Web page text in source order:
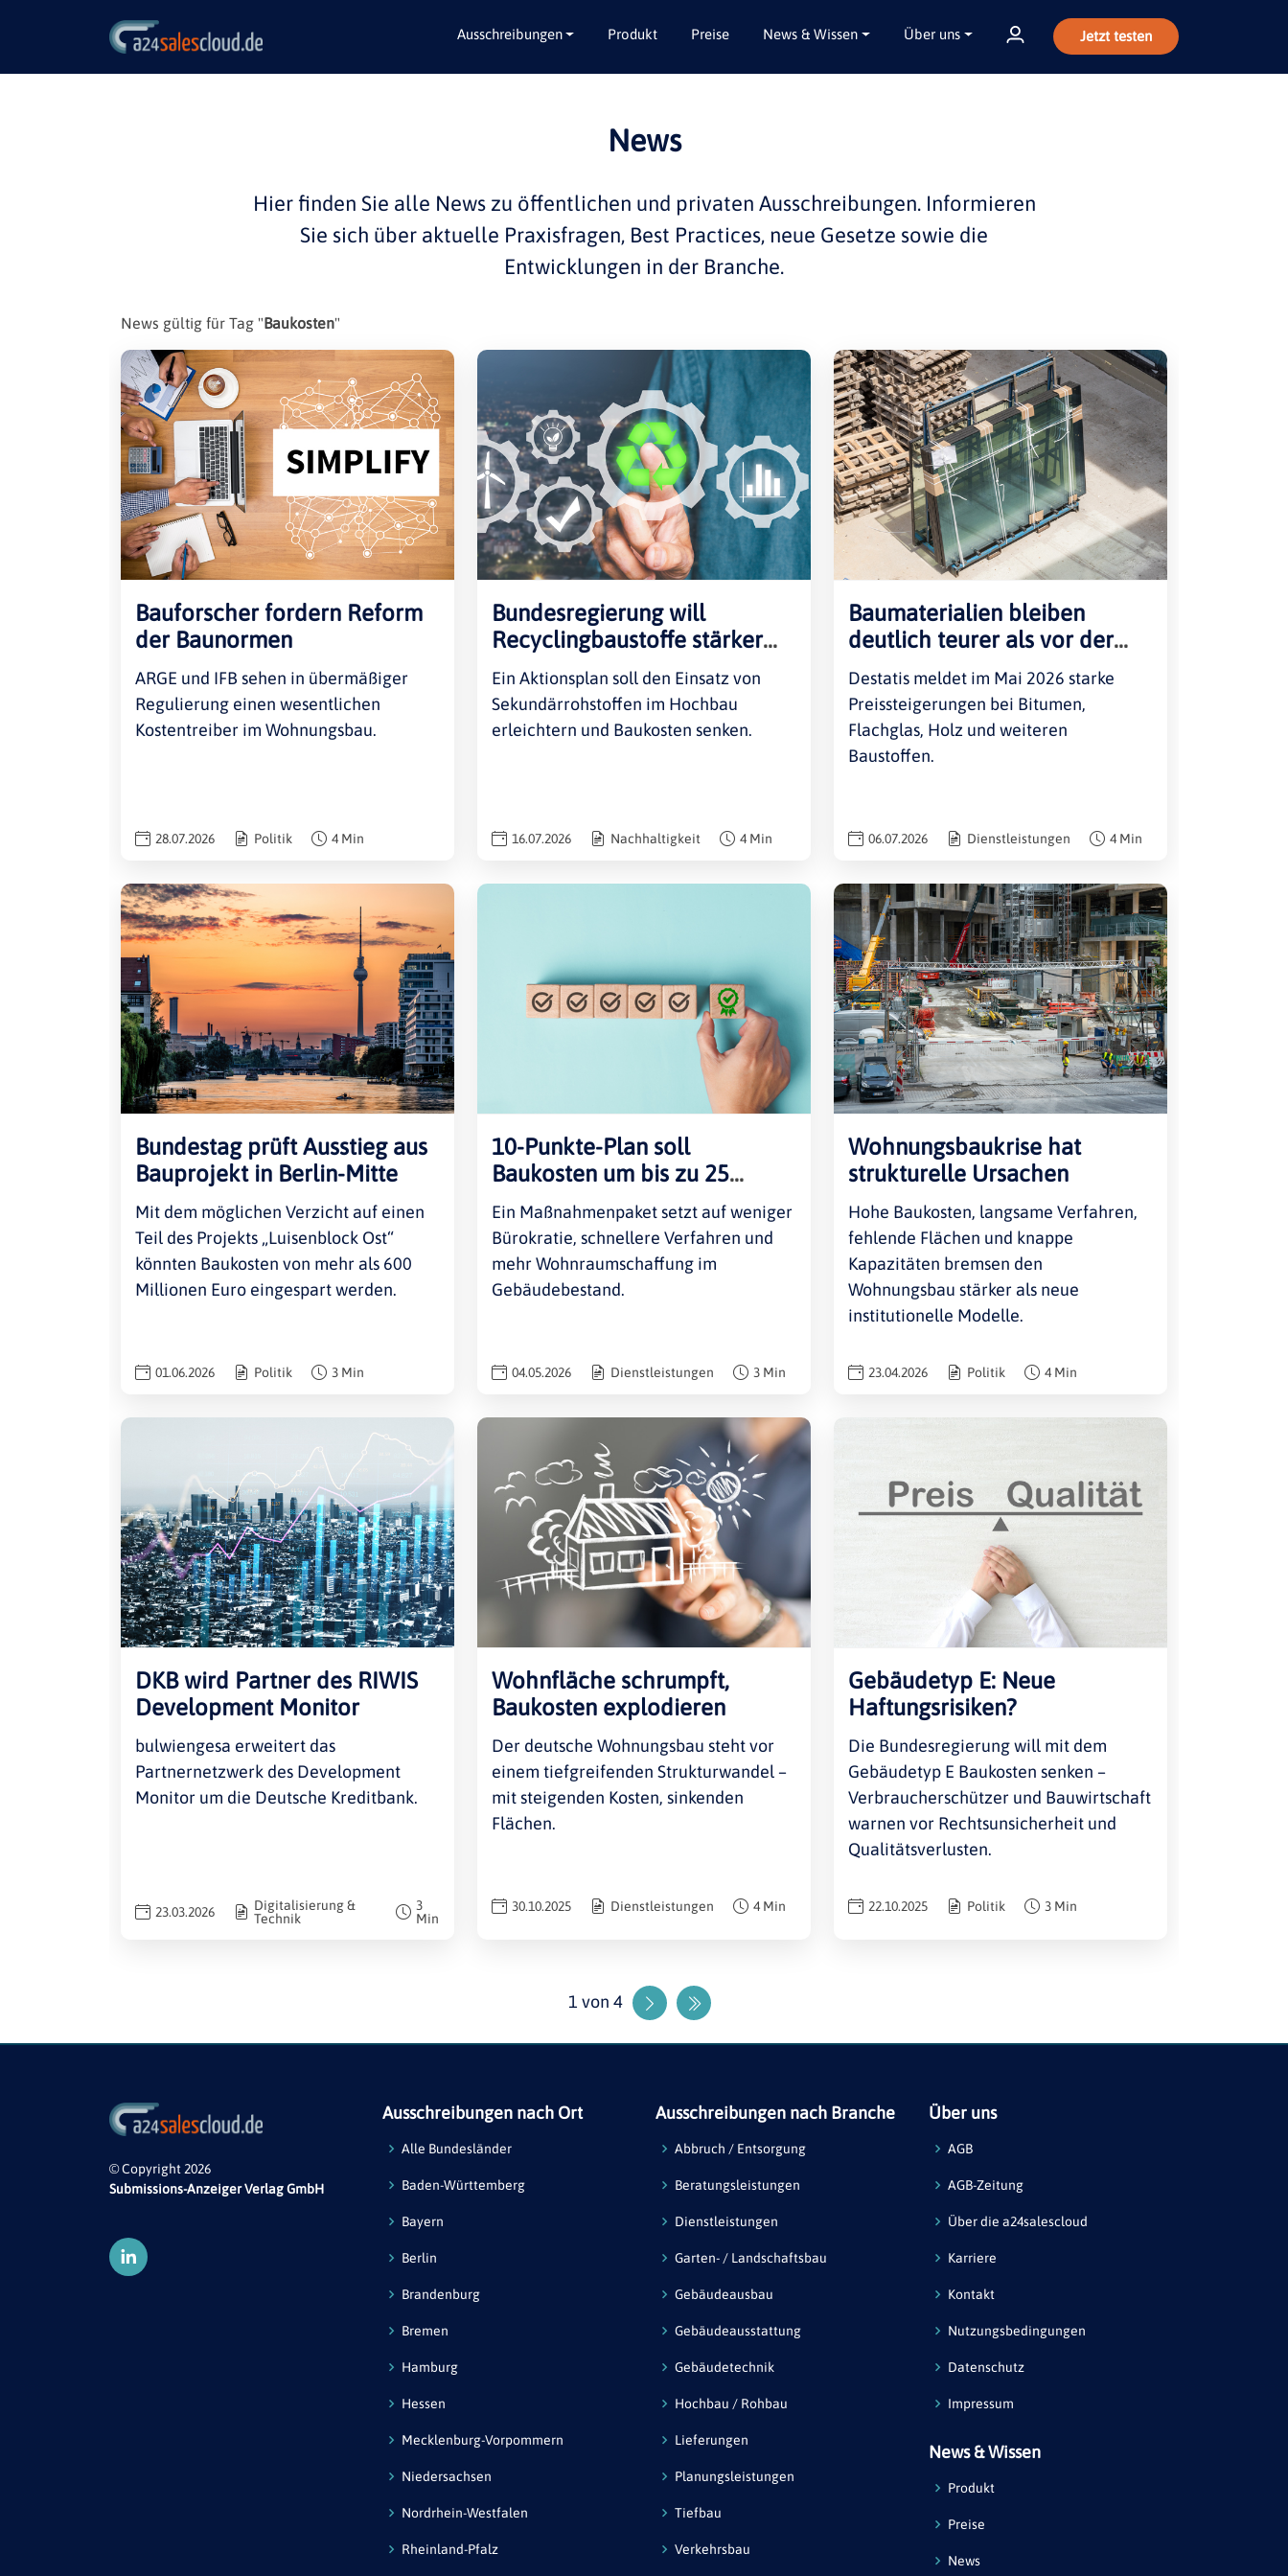
Ausschreibungen
Berlin
Brandenburg
Bremen
Mecklenburg-Vorpommern
Nordrhein-Westfalen
Rheinland-Pfalz
Saarland
Sachsen
Sachsen-Anhalt
Schleswig-Holstein
Thüringen
Beratungsleistungen
Garten- / Landschaftsbau
Gebäudeausbau
Gebäudeausstattung
Lieferungen
Planungsleistungen
Tiefbau
Verkehrsbau
Produkt Preise News & Wissen Über uns Jetzt testen
News
Hier finden Sie alle Newszu öffentlichen und privaten Ausschreibungen. Informieren
Sie sich über aktuelle Praxisfragen, Best Practices, neue Gesetze sowie die
Entwicklungen in der Branche.
News gültig für Tag "Baukosten"
Bauforscher fordern Reform
der Baunormen
ARGE und IFB sehen in übermäßiger
Regulierung einen wesentlichen
Kostentreiber im Wohnungsbau.
28.07.2026 Politik 4 Min
Bundesregierung will
Recyclingbaustoffe stärker
nutzen
Ein Aktionsplan soll den Einsatz von
Sekundärrohstoffen im Hochbau
erleichtern und Baukosten senken.
16.07.2026 Nachhaltigkeit 4 Min
Baumaterialien bleiben
deutlich teurer als vor der
Energiekrise
Destatis meldet im Mai 2026 starke
Preissteigerungen bei Bitumen,
Flachglas, Holz und weiteren
Baustoffen.
06.07.2026 Dienstleistungen 4 Min
Bundestag prüft Ausstieg aus
Bauprojekt in Berlin-Mitte
Mit dem möglichen Verzicht auf einen
Teil des Projekts „Luisenblock Ost“
könnten Baukosten von mehr als 600
Millionen Euro eingespart werden.
01.06.2026 Politik 3 Min
10-Punkte-Plan soll
Baukosten um bis zu 25
Prozent senken
Ein Maßnahmenpaket setzt auf weniger
Bürokratie, schnellere Verfahren und
mehr Wohnraumschaffung im
Gebäudebestand.
04.05.2026 Dienstleistungen 3 Min
Wohnungsbaukrise hat
strukturelle Ursachen
Hohe Baukosten, langsame Verfahren,
fehlende Flächen und knappe
Kapazitäten bremsen den
Wohnungsbau stärker als neue
institutionelle Modelle.
23.04.2026 Politik 4 Min
DKB wird Partner des RIWIS
Development Monitor
bulwiengesa erweitert das
Partnernetzwerk des Development
Monitor um die Deutsche Kreditbank.
23.03.2026
Digitalisierung &
Technik
3
Min
Wohnfläche schrumpft,
Baukosten explodieren
Der deutsche Wohnungsbau steht vor
einem tiefgreifenden Strukturwandel –
mit steigenden Kosten, sinkenden
Flächen.
30.10.2025 Dienstleistungen 4 Min
Gebäudetyp E: Neue
Haftungsrisiken?
Die Bundesregierung will mit dem
Gebäudetyp E Baukosten senken –
Verbraucherschützer und Bauwirtschaft
warnen vor Rechtsunsicherheit und
Qualitätsverlusten.
22.10.2025 Politik 3 Min
1 von 4 Nächste Seite
Letzte Seite
© Copyright 2026
Submissions-Anzeiger Verlag GmbH
Ausschreibungen nach Ort
Alle Bundesländer
Baden-Württemberg
Bayern
Berlin
Brandenburg
Bremen
Hamburg
Hessen
Mecklenburg-Vorpommern
Niedersachsen
Nordrhein-Westfalen
Rheinland-Pfalz
Ausschreibungen nach Branche
Abbruch / Entsorgung
Beratungsleistungen
Dienstleistungen
Garten- / Landschaftsbau
Gebäudeausbau
Gebäudeausstattung
Gebäudetechnik
Hochbau / Rohbau
Lieferungen
Planungsleistungen
Tiefbau
Verkehrsbau
Über uns
AGB
AGB-Zeitung
Über die a24salescloud
Karriere
Kontakt
Nutzungsbedingungen
Datenschutz
Impressum
News & Wissen
Produkt
Preise
News